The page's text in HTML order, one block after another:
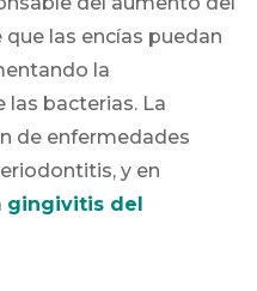
las encías puedan
la
las bacterias. La
de enfermedades
y en
gingivitis del